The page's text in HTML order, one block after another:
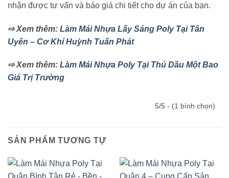
nhận được tư vấn và báo giá chi tiết cho dự án của bạn.
⇨ Xem thêm: Làm Mái Nhựa Lấy Sáng Poly Tại Tân
Uyên – Cơ Khí Huỳnh Tuấn Phát
⇨ Xem thêm: Làm Mái Nhựa Poly Tại Thủ Dầu Một Bao
Giá Trị Trường
5/5 - (1 bình chọn)
SẢN PHẨM TƯƠNG TỰ